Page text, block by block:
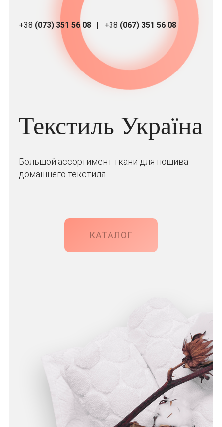
+38 (073) 351 56 08 +38 (067) 351 56 08
Текстиль Україна
Большой ассортимент ткани для пошива
домашнего текстиля
КАТАЛОГ